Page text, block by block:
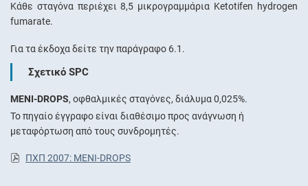
Κάθε σταγόνα περιέχει 8,5 μικρογραμμάρια Ketotifen hydrogen
fumarate.
Για τα έκδοχα δείτε την παράγραφο 6.1.
Σχετικό SPC
MENI-DROPS, οφθαλμικές σταγόνες, διάλυμα 0,025%.
Το πηγαίο έγγραφο είναι διαθέσιμο προς ανάγνωση ή
μεταφόρτωση από τους συνδρομητές.
ΠΧΠ 2007: MENI-DROPS